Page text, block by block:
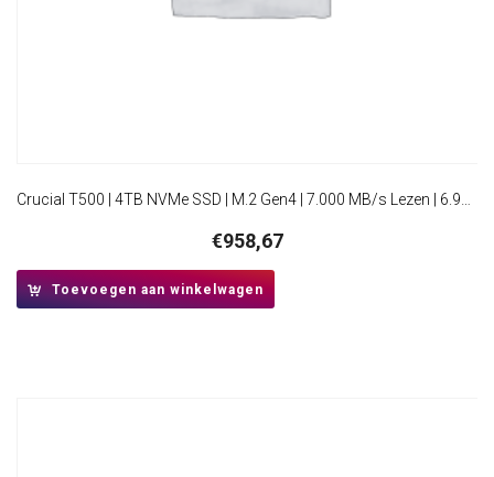
€958,67
Toevoegen aan winkelwagen